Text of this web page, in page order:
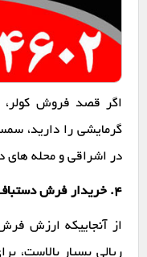
اگر قصد فروش کولر،
گرمایشی را دارید،
در اشراقی و محله های
۴. خریدار فرش دستباف، ماشینی و تابلو فرش
از آنجاییکه ارزش
ریالی بسیار بالاست،